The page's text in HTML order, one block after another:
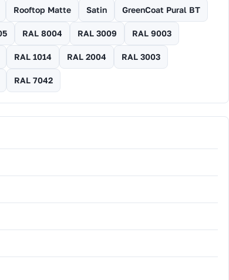
Rooftop Matte Satin GreenCoat Pural BT
RAL 8004 RAL 3009 RAL 9003
RAL 1014 RAL 2004 RAL 3003
RAL 7042